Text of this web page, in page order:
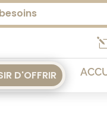
D'OFFRIR